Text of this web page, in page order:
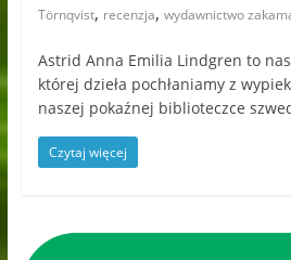
Törnqvist, recenzja, wydawnictwo
Astrid Anna Emilia Lindgren to
której dzieła pochłaniamy z
naszej pokaźnej biblioteczce
Czytaj więcej